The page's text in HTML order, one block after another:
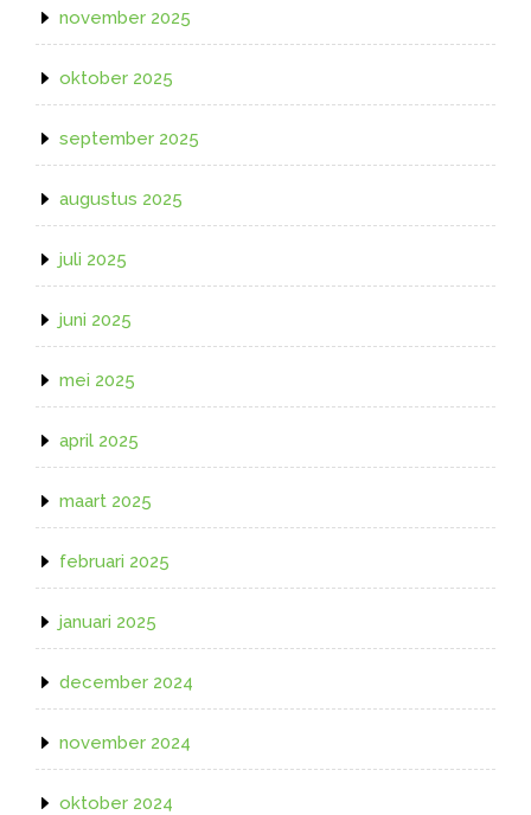
november 2025
oktober 2025
september 2025
augustus 2025
juli 2025
juni 2025
mei 2025
april 2025
maart 2025
februari 2025
januari 2025
december 2024
november 2024
oktober 2024